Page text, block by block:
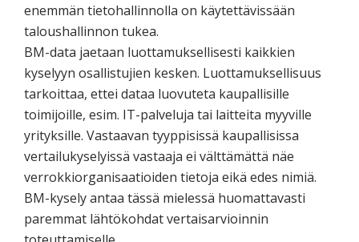
enemmän tietohallinnolla on käytettävissään
taloushallinnon tukea.
BM-data jaetaan luottamuksellisesti kaikkien
kyselyyn osallistujien kesken. Luottamuksellisuus
tarkoittaa, ettei dataa luovuteta kaupallisille
toimijoille, esim. IT-palveluja tai laitteita myyville
yrityksille. Vastaavan tyyppisissä kaupallisissa
vertailukyselyissä vastaaja ei välttämättä näe
verrokkiorganisaatioiden tietoja eikä edes nimiä.
BM-kysely antaa tässä mielessä huomattavasti
paremmat lähtökohdat vertaisarvioinnin